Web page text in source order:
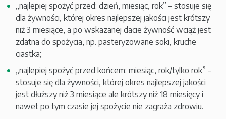
„najlepiej spożyć przed: dzień, miesiąc, rok” – stosuje się
dla żywności, której okres najlepszej jakości jest krótszy
niż 3 miesiące, a po wskazanej dacie żywność wciąż jest
zdatna do spożycia, np. pasteryzowane soki, kruche
ciastka;
„najlepiej spożyć przed końcem: miesiąc, rok/tylko rok” –
stosuje się dla żywności, której okres najlepszej jakości
jest dłuższy niż 3 miesiące ale krótszy niż 18 miesięcy i
nawet po tym czasie jej spożycie nie zagraża zdrowiu.